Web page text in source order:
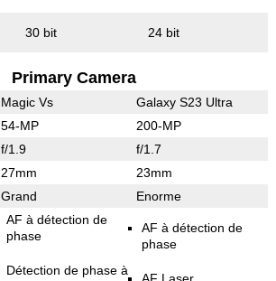
30 bit 24 bit
Primary Camera
Magic Vs Galaxy S23 Ultra
54-MP 200-MP
f/1.9 f/1.7
27mm 23mm
Grand Enorme
AF à détection de
phase
Détection de phase à
AF à détection de
phase